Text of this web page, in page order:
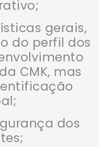
gerais,
do perfil dos
CMK, mas
dos